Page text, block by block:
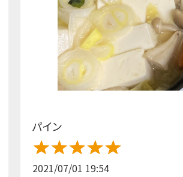
パイン
2021/07/01 19:54